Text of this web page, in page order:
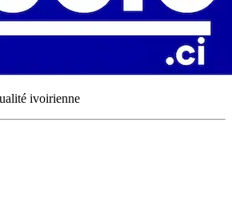
ivoirienne